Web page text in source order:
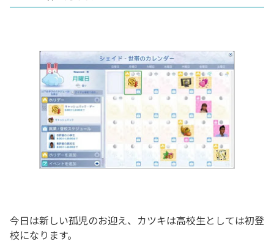
今日は新しい孤児のお迎え、カツキは高校生としては初登
校になります。